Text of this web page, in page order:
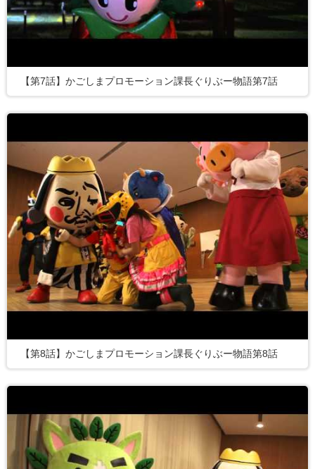
【第7話】かごしまプロモーション課長ぐりぶー物語第7話
【第8話】かごしまプロモーション課長ぐりぶー物語第8話